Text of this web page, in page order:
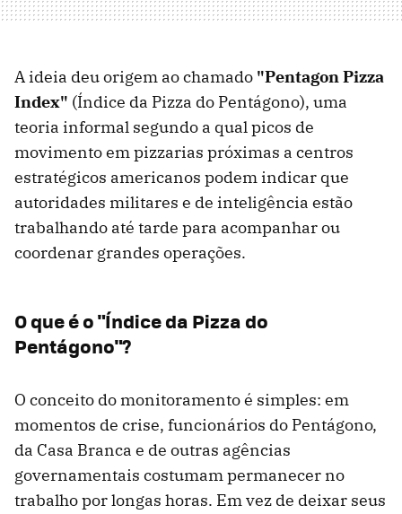
A ideia deu origem ao chamado "Pentagon Pizza
Index" (Índice da Pizza do Pentágono), uma
teoria informal segundo a qual picos de
movimento em pizzarias próximas a centros
estratégicos americanos podem indicar que
autoridades militares e de inteligência estão
trabalhando até tarde para acompanhar ou
coordenar grandes operações.
O que é o "Índice da Pizza do
Pentágono"?
O conceito do monitoramento é simples: em
momentos de crise, funcionários do Pentágono,
da Casa Branca e de outras agências
governamentais costumam permanecer no
trabalho por longas horas. Em vez de deixar seus